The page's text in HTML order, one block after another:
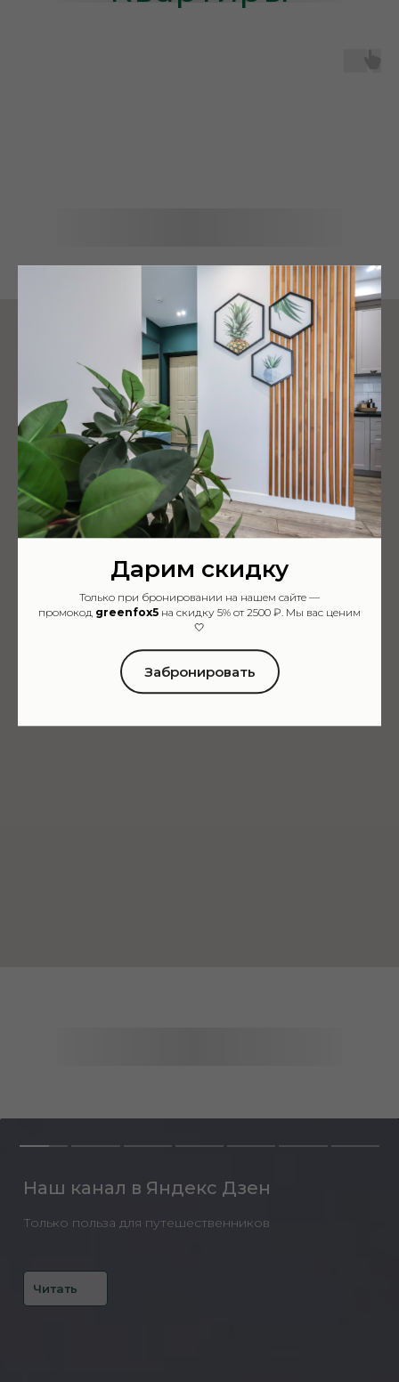
Дарим скидку
Только при бронировании на нашем сайте —
промокод greenfox5 на скидку 5% от 2500 ₽. Мы вас ценим
🤍
Забронировать
Наш канал в Яндекс Дзен
Только польза для путешественников
Читать